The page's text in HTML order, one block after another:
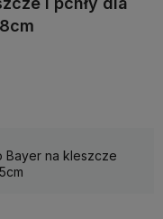
Bayer na kleszcze